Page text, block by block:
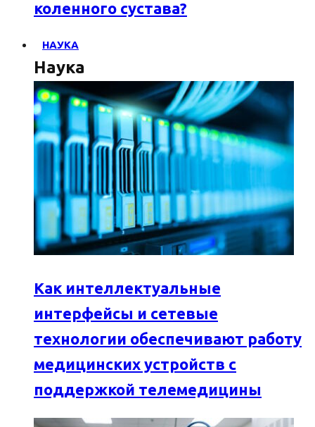
коленного сустава?
НАУКА
Наука
Как интеллектуальные
интерфейсы и сетевые
технологии обеспечивают работу
медицинских устройств с
поддержкой телемедицины